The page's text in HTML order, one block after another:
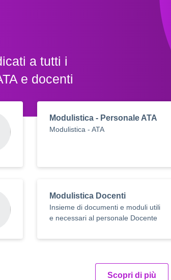
a tutti i
e docenti
Modulistica - Personale ATA
Modulistica - ATA
Modulistica Docenti
Insieme di documenti e moduli utili
e necessari al personale Docente
Scopri di più